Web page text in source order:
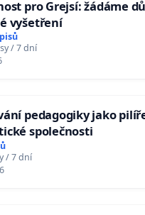
pro Grejsí: žádáme
vyšetření
/ 7 dní
pedagogiky jako
společnosti
/ 7 dní